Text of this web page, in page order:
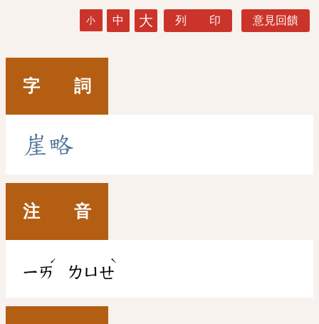
小 中 大 列 印 意見回饋
字 詞
崖 略
注 音
ㄧㄞ
ˊ
ㄌㄩㄝ
ˋ